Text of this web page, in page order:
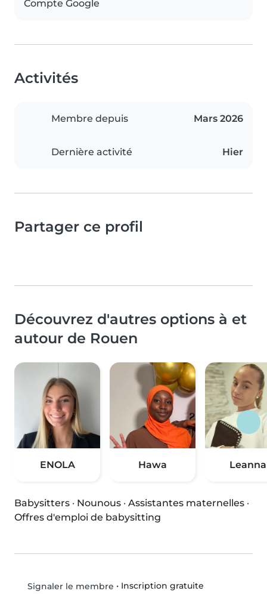
Compte Google
Activités
Membre depuis Mars 2026
Dernière activité Hier
Partager ce profil
Découvrez d'autres options à et
autour de Rouen
ENOLA Hawa Leanna
Babysitters · Nounous · Assistantes maternelles ·
Offres d'emploi de babysitting
Signaler le membre • Inscription gratuite